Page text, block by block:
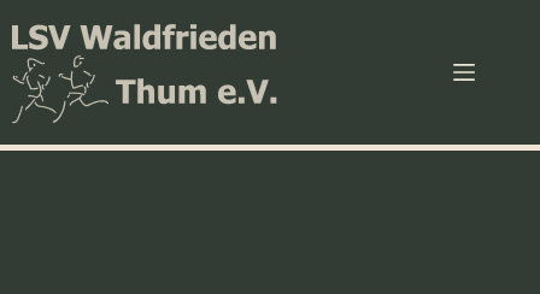
Inhalt
springen